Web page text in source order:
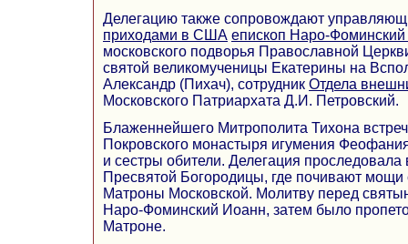
Делегацию также сопровождают
приходами в США епископ Наро-
московского подворья Православной
святой великомученицы Екатерины на
Александр (Пихач), сотрудник Отдела
Московского Патриархата Д.И. Петровский.
Блаженнейшего Митрополита Тихона
Покровского монастыря игумения
и сестры обители. Делегация
Пресвятой Богородицы, где почивают мощи
Матроны Московской. Молитву перед
Наро-Фоминский Иоанн, затем было
Матроне.